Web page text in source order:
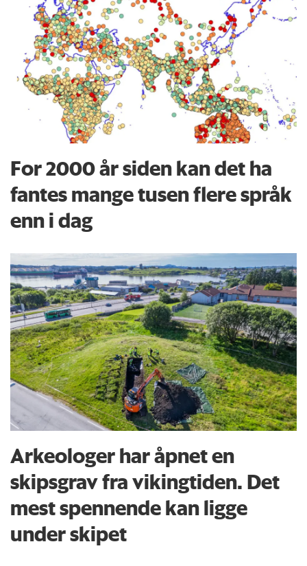
For 2000 år siden kan det ha
fantes mange tusen flere språk
enn i dag
Arkeologer har åpnet en
skipsgrav fra vikingtiden. Det
mest spennende kan ligge
under skipet